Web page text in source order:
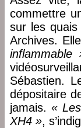
commettre
sur les
Archives.
inflammable
Sébastien.
dépositaire
jamais. «
XH4 »,